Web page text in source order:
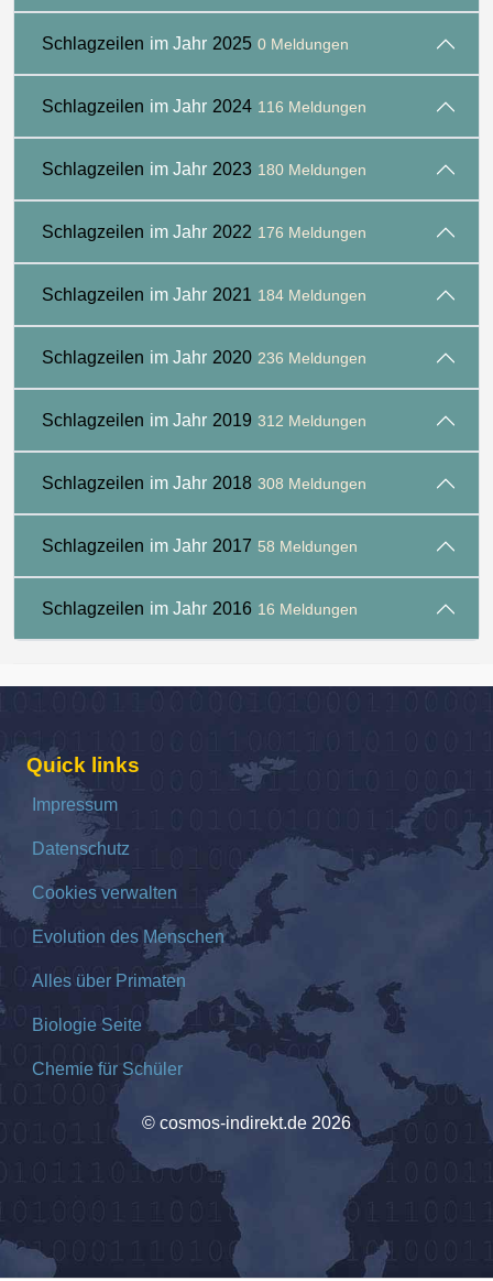
Schlagzeilen im Jahr 2025 0 Meldungen
Schlagzeilen im Jahr 2024 116 Meldungen
Schlagzeilen im Jahr 2023 180 Meldungen
Schlagzeilen im Jahr 2022 176 Meldungen
Schlagzeilen im Jahr 2021 184 Meldungen
Schlagzeilen im Jahr 2020 236 Meldungen
Schlagzeilen im Jahr 2019 312 Meldungen
Schlagzeilen im Jahr 2018 308 Meldungen
Schlagzeilen im Jahr 2017 58 Meldungen
Schlagzeilen im Jahr 2016 16 Meldungen
Quick links
Impressum
Datenschutz
Cookies verwalten
Evolution des Menschen
Alles über Primaten
Biologie Seite
Chemie für Schüler
© cosmos-indirekt.de 2026